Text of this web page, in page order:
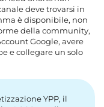
deve trovarsi in
è disponibile, non
della community,
Google, avere
e collegare un solo
YPP, il